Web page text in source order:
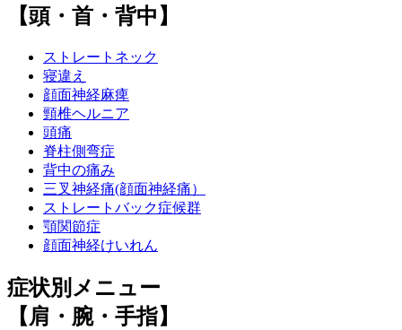
【頭・首・背中】
ストレートネック
寝違え
顔面神経麻痺
頸椎ヘルニア
頭痛
脊柱側弯症
背中の痛み
三叉神経痛(顔面神経痛）
ストレートバック症候群
顎関節症
顔面神経けいれん
症状別メニュー
【肩・腕・手指】